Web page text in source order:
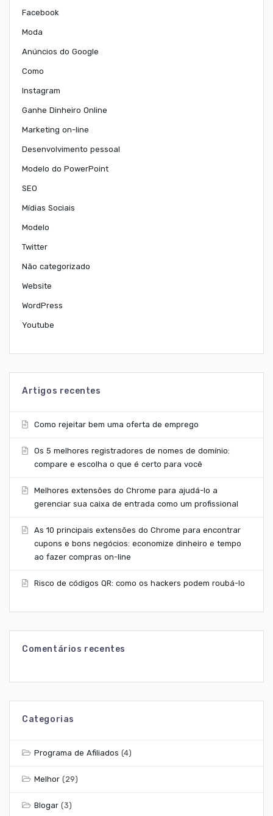
Facebook
Moda
Anúncios do Google
Como
Instagram
Ganhe Dinheiro Online
Marketing on-line
Desenvolvimento pessoal
Modelo do PowerPoint
SEO
Mídias Sociais
Modelo
Twitter
Não categorizado
Website
WordPress
Youtube
Artigos recentes
Como rejeitar bem uma oferta de emprego
Os 5 melhores registradores de nomes de domínio:
compare e escolha o que é certo para você
Melhores extensões do Chrome para ajudá-lo a
gerenciar sua caixa de entrada como um profissional
As 10 principais extensões do Chrome para encontrar
cupons e bons negócios: economize dinheiro e tempo
ao fazer compras on-line
Risco de códigos QR: como os hackers podem roubá-lo
Comentários recentes
Categorias
Programa de Afiliados (4)
Melhor (29)
Blogar (3)